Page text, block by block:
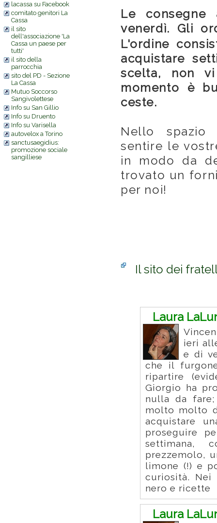
lacassa su Facebook
comitato genitori La
Cassa
il sito
dell'associazione 'La
Cassa un paese per
tutti'
il sito della
parrocchia
sito del PD - Sezione
La Cassa
Mutuo Soccorso
Sangivolettese
Info su San Gillio
Info su Druento
Info su Varisella
autovelox a Torino
sanctusaegidius:
promozione sociale
sangilliese
Le consegne
venerdì. Gli
L'ordine
acquistare
scelta, non
momento è
ceste.
Nello spazio
sentire le
in modo da
trovato un
per noi!
Il sito dei
Laura
ieri
e di
che il
ripartire
Giorgio ha
nulla da
molto molto
acquistare
proseguire
settimana,
prezzemolo,
limone (!) e
curiosità. Nei
nero e ricette
Laura